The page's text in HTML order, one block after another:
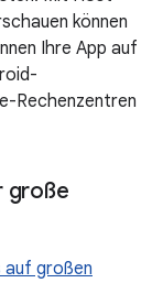
können
Ihre App auf
Rechenzentren
große
auf großen